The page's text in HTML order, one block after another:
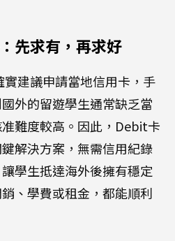
先求有，再求好
建議申請當地信用卡，手
外的留遊學生通常缺乏當
難度較高。因此，Debit卡
解決方案，無需信用紀錄
學生抵達海外後擁有穩定
、學費或租金，都能順利